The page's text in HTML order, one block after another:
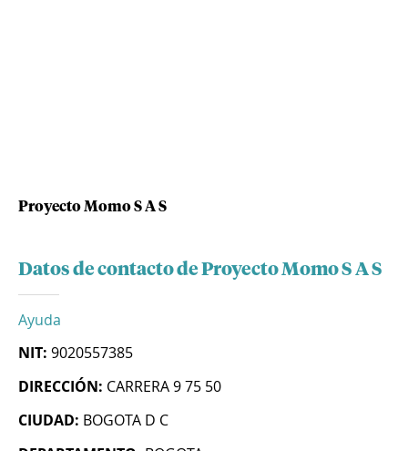
Proyecto Momo S A S
Datos de contacto de Proyecto Momo S A S
Ayuda
NIT: 9020557385
DIRECCIÓN: CARRERA 9 75 50
CIUDAD: BOGOTA D C